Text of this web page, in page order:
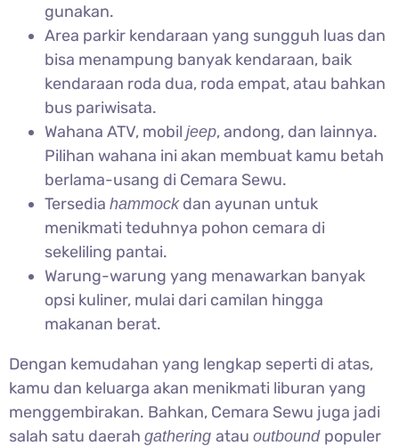
gunakan.
Area parkir kendaraan yang sungguh luas dan
bisa menampung banyak kendaraan, baik
kendaraan roda dua, roda empat, atau bahkan
bus pariwisata.
Wahana ATV, mobil jeep, andong, dan lainnya.
Pilihan wahana ini akan membuat kamu betah
berlama-usang di Cemara Sewu.
Tersedia hammockdan ayunan untuk
menikmati teduhnya pohon cemara di
sekeliling pantai.
Warung-warung yang menawarkan banyak
opsi kuliner, mulai dari camilan hingga
makanan berat.
Dengan kemudahan yang lengkap seperti di atas,
kamu dan keluarga akan menikmati liburan yang
menggembirakan. Bahkan, Cemara Sewu juga jadi
salah satu daerah gathering atau outbound populer